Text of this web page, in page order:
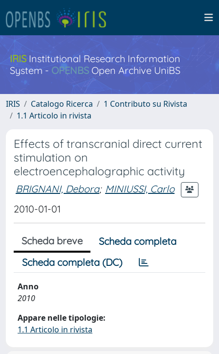
IRISInstitutional Research Information
System - OPENBS Open Archive UniBS
IRIS Catalogo Ricerca
1 Contributo su Rivista
1.1 Articolo in rivista
Effects of transcranial direct current
stimulation on
electroencephalographic activity
BRIGNANI, Debora; MINIUSSI, Carlo
2010-01-01
Scheda breve
Scheda completa
Scheda completa (DC)
Anno
2010
Appare nelle tipologie:
1.1 Articolo in rivista